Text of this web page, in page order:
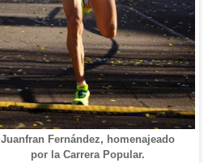
Juanfran Fernández, homenajeado
por la Carrera Popular.